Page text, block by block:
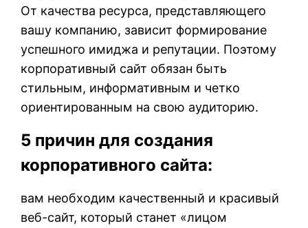
От качества ресурса, представляющего
вашу компанию, зависит формирование
успешного имиджа и репутации. Поэтому
корпоративный сайт обязан быть
стильным, информативным и четко
ориентированным на свою аудиторию.
5 причин для создания
корпоративного сайта:
вам необходим качественный и красивый
веб-сайт, который станет «лицом